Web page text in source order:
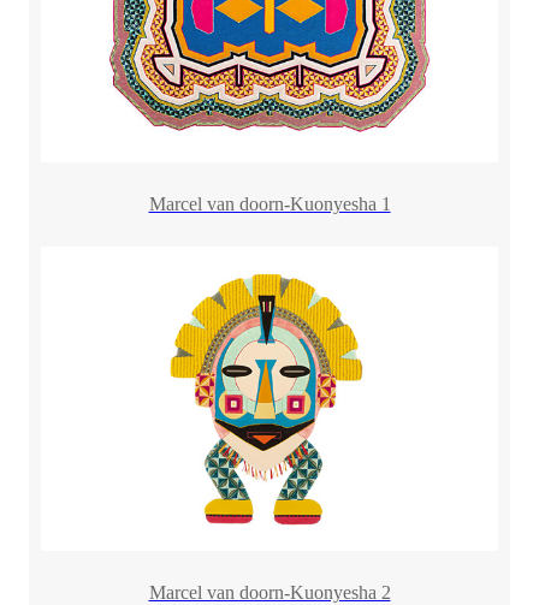
Marcel van doorn-Kuonyesha 1
Marcel van doorn-Kuonyesha 2